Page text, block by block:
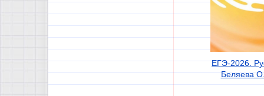
ЕГЭ-2026.
Беляева